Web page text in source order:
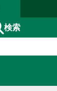
検索